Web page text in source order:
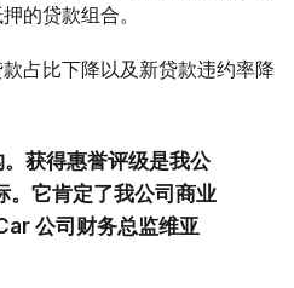
的贷款组合。
占比下降以及新贷款违约率降
获得惠誉评级是我公
。它肯定了我公司商业
公司财务总监维亚